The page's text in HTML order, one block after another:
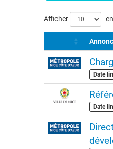
Liste
des
offres
Afficher
Date
Date